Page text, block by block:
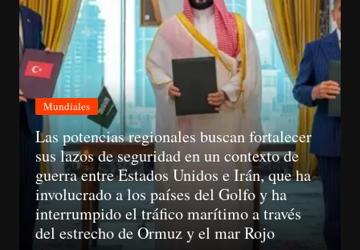
Mundiales
A partir del 11 de agosto, las
no podrán llamar a un consumidor sin
obtenido su consentimiento previo